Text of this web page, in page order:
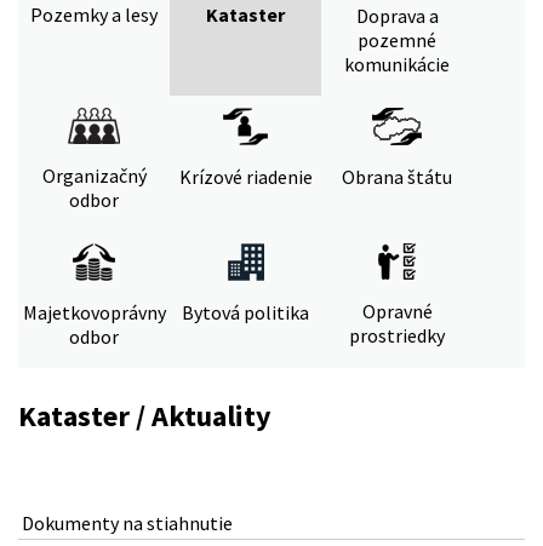
Pozemky a lesy Kataster
Doprava a
pozemné
komunikácie
Organizačný
odbor
Krízové riadenie Obrana štátu
Majetkovoprávny
odbor
Bytová politika
Opravné
prostriedky
Kataster / Aktuality
Dokumenty na stiahnutie